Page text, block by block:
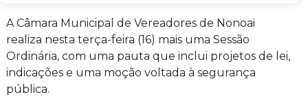
A Câmara Municipal de Vereadores de Nonoai
realiza nesta terça-feira (16) mais uma Sessão
Ordinária, com uma pauta que inclui projetos de lei,
indicações e uma moção voltada à segurança
pública.